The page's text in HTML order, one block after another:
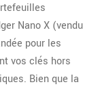
Nano X (vendu
pour les
vos clés hors
Bien que la